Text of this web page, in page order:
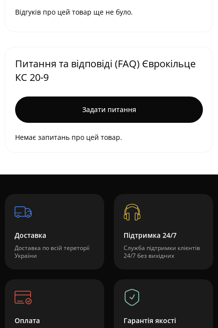
Відгуків про цей товар ще не було.
Питання та відповіді (FAQ) Єврокільце
КС 20-9
Задати питання
Немає запитань про цей товар.
Доставка
Доставка по всій тереторії
України
Підтримка 24/7
Служба підтримки клієнтів
24/7 без вихідних
Оплата Гарантія якості